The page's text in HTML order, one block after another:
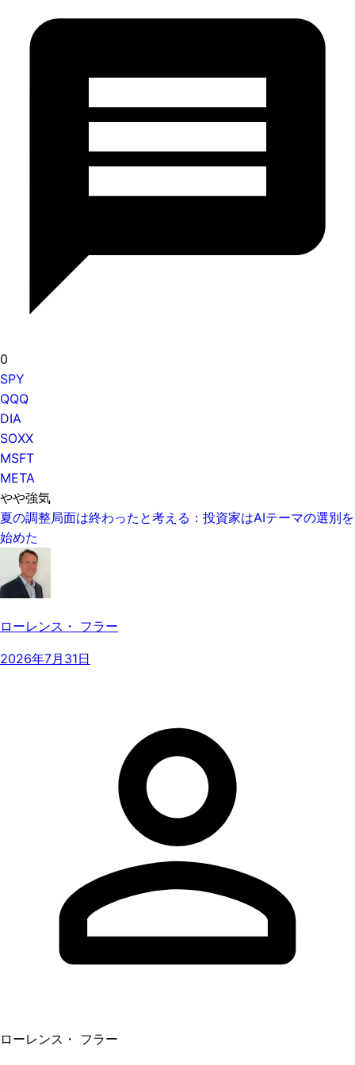
0
SPY
QQQ
DIA
SOXX
MSFT
META
やや強気
夏の調整局面は終わったと考える：投資家はAIテーマの選別を
始めた
ローレンス・ フラー
2026年7月31日
ローレンス・ フラー